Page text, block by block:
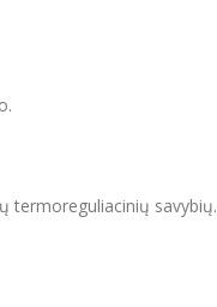
termoreguliacinių savybių.